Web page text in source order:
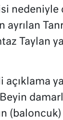
nedeniyle
ayrılan
Taylan
açıklama
(baloncuk)